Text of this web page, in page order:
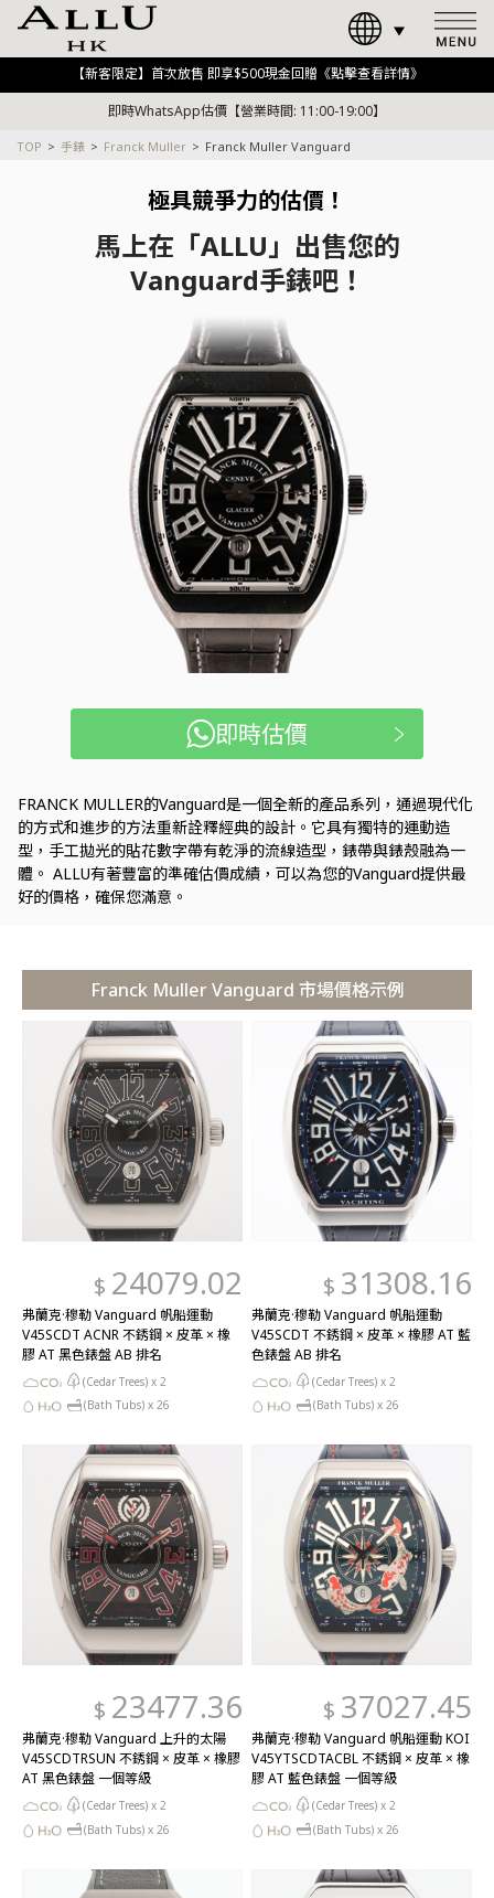
【新客限定】首次放售 即享$500現金回贈《點擊查看詳情》
即時WhatsApp估價【營業時間: 11:00-19:00】
TOP 手錶 Franck Muller Franck Muller Vanguard
極具競爭力的估價！
馬上在「ALLU」出售您的
Vanguard手錶吧！
即時估價
FRANCK MULLER的Vanguard是一個全新的產品系列，通過現代化
的方式和進步的方法重新詮釋經典的設計。它具有獨特的運動造
型，手工拋光的貼花數字帶有乾淨的流線造型，錶帶與錶殼融為一
體。 ALLU有著豐富的準確估價成績，可以為您的Vanguard提供最
好的價格，確保您滿意。
Franck Muller Vanguard 市場價格示例
$ 24079.02
弗蘭克·穆勒 Vanguard 帆船運動
V45SCDT ACNR 不銹鋼 × 皮革 × 橡
膠 AT 黑色錶盤 AB 排名
(Cedar Trees) x 2
(Bath Tubs) x 26
$ 31308.16
弗蘭克·穆勒 Vanguard 帆船運動
V45SCDT 不銹鋼 × 皮革 × 橡膠 AT 藍
色錶盤 AB 排名
(Cedar Trees) x 2
(Bath Tubs) x 26
$ 23477.36
弗蘭克·穆勒 Vanguard 上升的太陽
V45SCDTRSUN 不銹鋼 × 皮革 × 橡膠
AT 黑色錶盤 一個等級
(Cedar Trees) x 2
(Bath Tubs) x 26
$ 37027.45
弗蘭克·穆勒 Vanguard 帆船運動 KOI
V45YTSCDTACBL 不銹鋼 × 皮革 × 橡
膠 AT 藍色錶盤 一個等級
(Cedar Trees) x 2
(Bath Tubs) x 26